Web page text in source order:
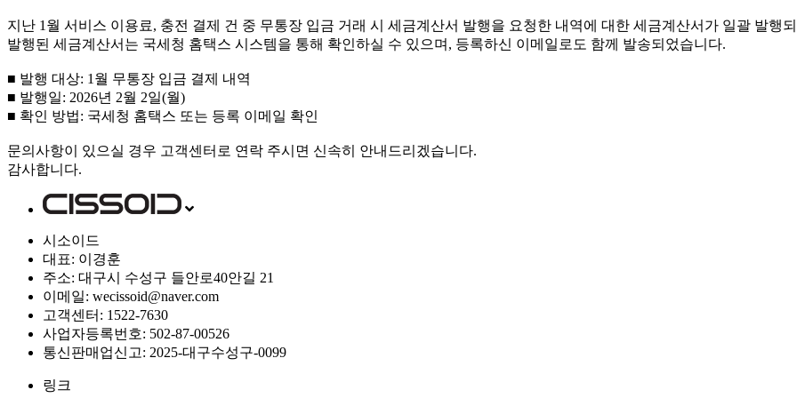
지난 1월 서비스 이용료, 충전 결제 건 중 무통장 입금 거래 시 세금계산서 발행을 요청한 내역에 대한 세금계산서가 일괄 발행
발행된 세금계산서는 국세청 홈택스 시스템을 통해 확인하실 수 있으며, 등록하신 이메일로도 함께 발송되었습니다.
■ 발행 대상: 1월 무통장 입금 결제 내역
■ 발행일: 2026년 2월 2일(월)
■ 확인 방법: 국세청 홈택스 또는 등록 이메일 확인
문의사항이 있으실 경우 고객센터로 연락 주시면 신속히 안내드리겠습니다.
감사합니다.
시소이드
대표: 이경훈
주소: 대구시 수성구 들안로40안길 21
이메일: wecissoid@naver.com
고객센터: 1522-7630
사업자등록번호: 502-87-00526
통신판매업신고: 2025-대구수성구-0099
링크